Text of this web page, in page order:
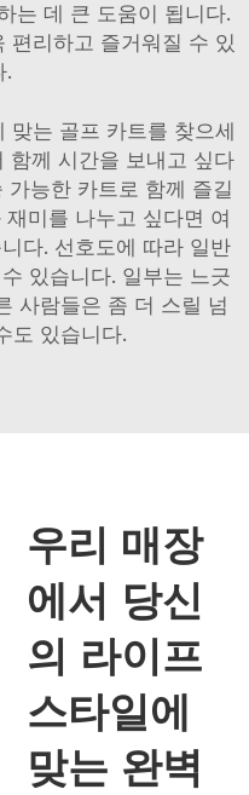
는 데 큰 도움이 됩니다.
편리하고 즐거워질 수 있
.
맞는 골프 카트를 찾으세
함께 시간을 보내고 싶다
가능한 카트로 함께 즐길
미를 나누고 싶다면 여
다. 선호도에 따라 일반
있습니다. 일부는 느긋
사람들은 좀 더 스릴 넘
도 있습니다.
우리 매장
에서 당신
의 라이프
스타일에
맞는 완벽